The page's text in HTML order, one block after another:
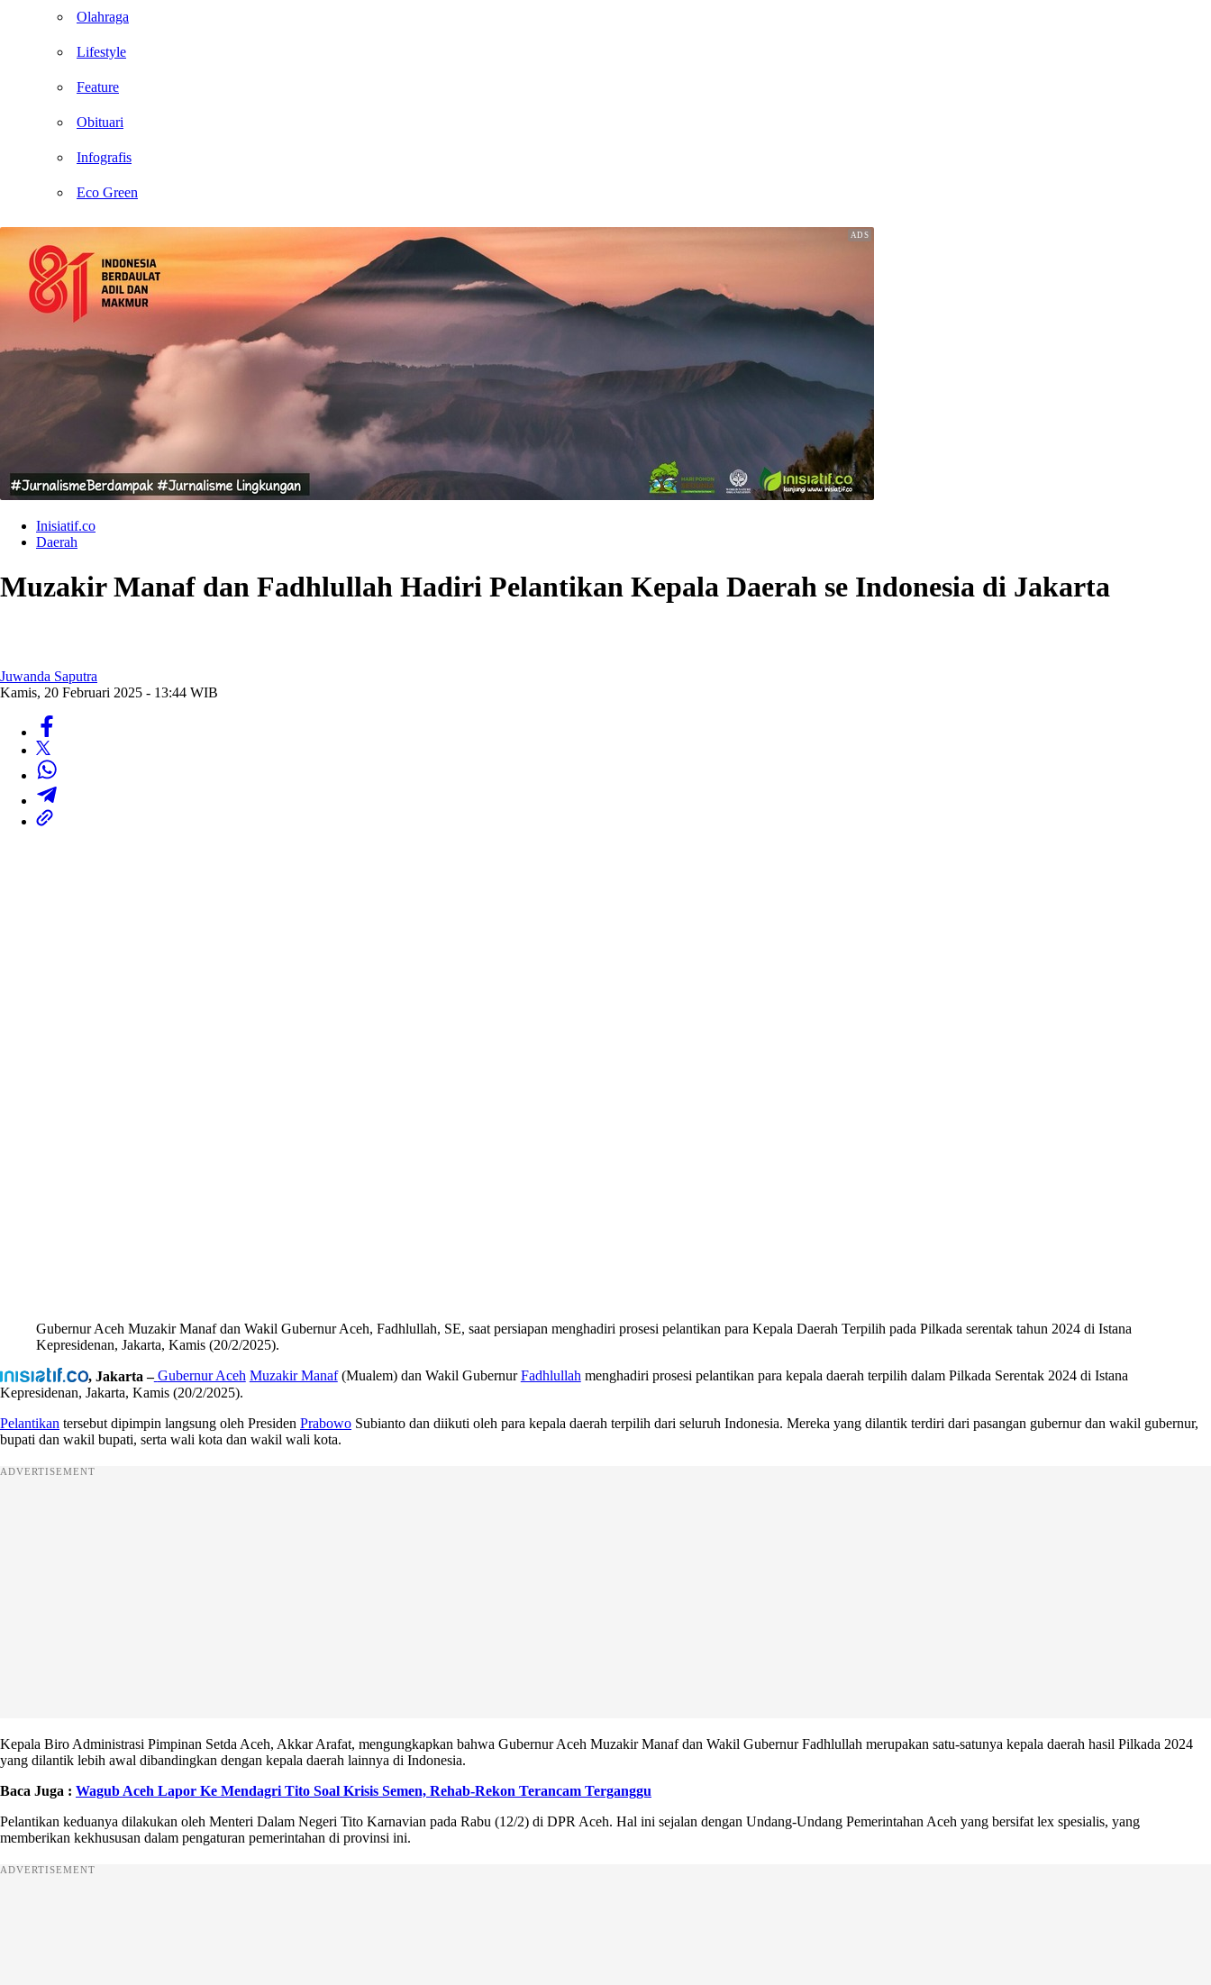
Olahraga
Lifestyle
Feature
Obituari
Infografis
Eco Green
Inisiatif.co
Daerah
Muzakir Manaf dan Fadhlullah Hadiri Pelantikan Kepala Daerah se Indonesia di Jakarta
Juwanda Saputra
Kamis, 20 Februari 2025 - 13:44 WIB
Gubernur Aceh Muzakir Manaf dan Wakil Gubernur Aceh, Fadhlullah, SE, saat persiapan menghadiri prosesi pelantikan para Kepala Daerah Terpilih pada Pilkada serentak tahun 2024 di Istana
Kepresidenan, Jakarta, Kamis (20/2/2025).
, Jakarta – Gubernur Aceh Muzakir Manaf(Mualem) dan Wakil GubernurFadhlullahmenghadiri prosesi pelantikan para kepala daerah terpilih dalam Pilkada Serentak 2024 di Istana
Kepresidenan, Jakarta, Kamis (20/2/2025).
Pelantikan tersebut dipimpin langsung oleh Presiden Prabowo Subianto dan diikuti oleh para kepala daerah terpilih dari seluruh Indonesia. Mereka yang dilantik terdiri dari pasangan gubernur dan wakil gubernur,
bupati dan wakil bupati, serta wali kota dan wakil wali kota.
ADVERTISEMENT
Kepala Biro Administrasi Pimpinan Setda Aceh, Akkar Arafat, mengungkapkan bahwa Gubernur Aceh Muzakir Manaf dan Wakil Gubernur Fadhlullah merupakan satu-satunya kepala daerah hasil Pilkada 2024
yang dilantik lebih awal dibandingkan dengan kepala daerah lainnya di Indonesia.
Baca Juga : Wagub Aceh Lapor Ke Mendagri Tito Soal Krisis Semen, Rehab-Rekon Terancam Terganggu
Pelantikan keduanya dilakukan oleh Menteri Dalam Negeri Tito Karnavian pada Rabu (12/2) di DPR Aceh. Hal ini sejalan dengan Undang-Undang Pemerintahan Aceh yang bersifat lex spesialis, yang
memberikan kekhususan dalam pengaturan pemerintahan di provinsi ini.
ADVERTISEMENT